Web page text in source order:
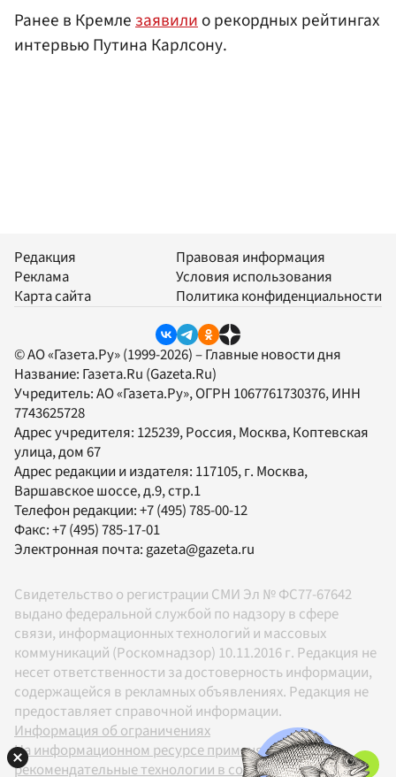
Ранее в Кремлезаявилио рекордных рейтингах
интервью Путина Карлсону.
Редакция
Реклама
Карта сайта
Правовая информация
Условия использования
Политика конфиденциальности
© АО «Газета.Ру» (1999-2026) – Главные новости дня
Название: Газета.Ru (Gazeta.Ru)
Учредитель:АО «Газета.Ру», ОГРН 1067761730376, ИНН
7743625728
Адрес учредителя: 125239, Россия, Москва, Коптевская
улица, дом 67
Адрес редакции и издателя: 117105, г. Москва,
Варшавское шоссе, д.9, стр.1
Телефон редакции:+7 (495) 785-00-12
Факс:+7 (495) 785-17-01
Электронная почта: gazeta@gazeta.ru
Свидетельство о регистрации СМИ Эл № ФС77-67642
выдано федеральной службой по надзору в сфере
связи, информационных технологий и массовых
коммуникаций (Роскомнадзор) 10.11.2016 г. Редакция не
несет ответственности за достоверность информации,
содержащейся в рекламных объявлениях. Редакция не
предоставляет справочной информации.
Информация об ограничениях
На информационном ресурсе применяются
рекомендательные технологии в соответствии с